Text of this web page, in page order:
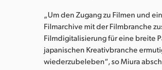
„Um den Zugang zu Filmen und
Filmarchive mit der Filmbranche
Filmdigitalisierung für eine breite
japanischen Kreativbranche
wiederzubeleben“, so Miura